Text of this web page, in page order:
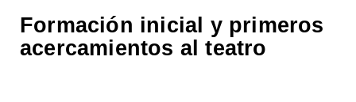
Formación inicial y primeros
acercamientos al teatro